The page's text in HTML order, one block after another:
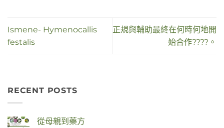
Ismene- Hymenocallis
festalis
正規與輔助最終在何時何地開
始合作????。
RECENT POSTS
從母親到藥方